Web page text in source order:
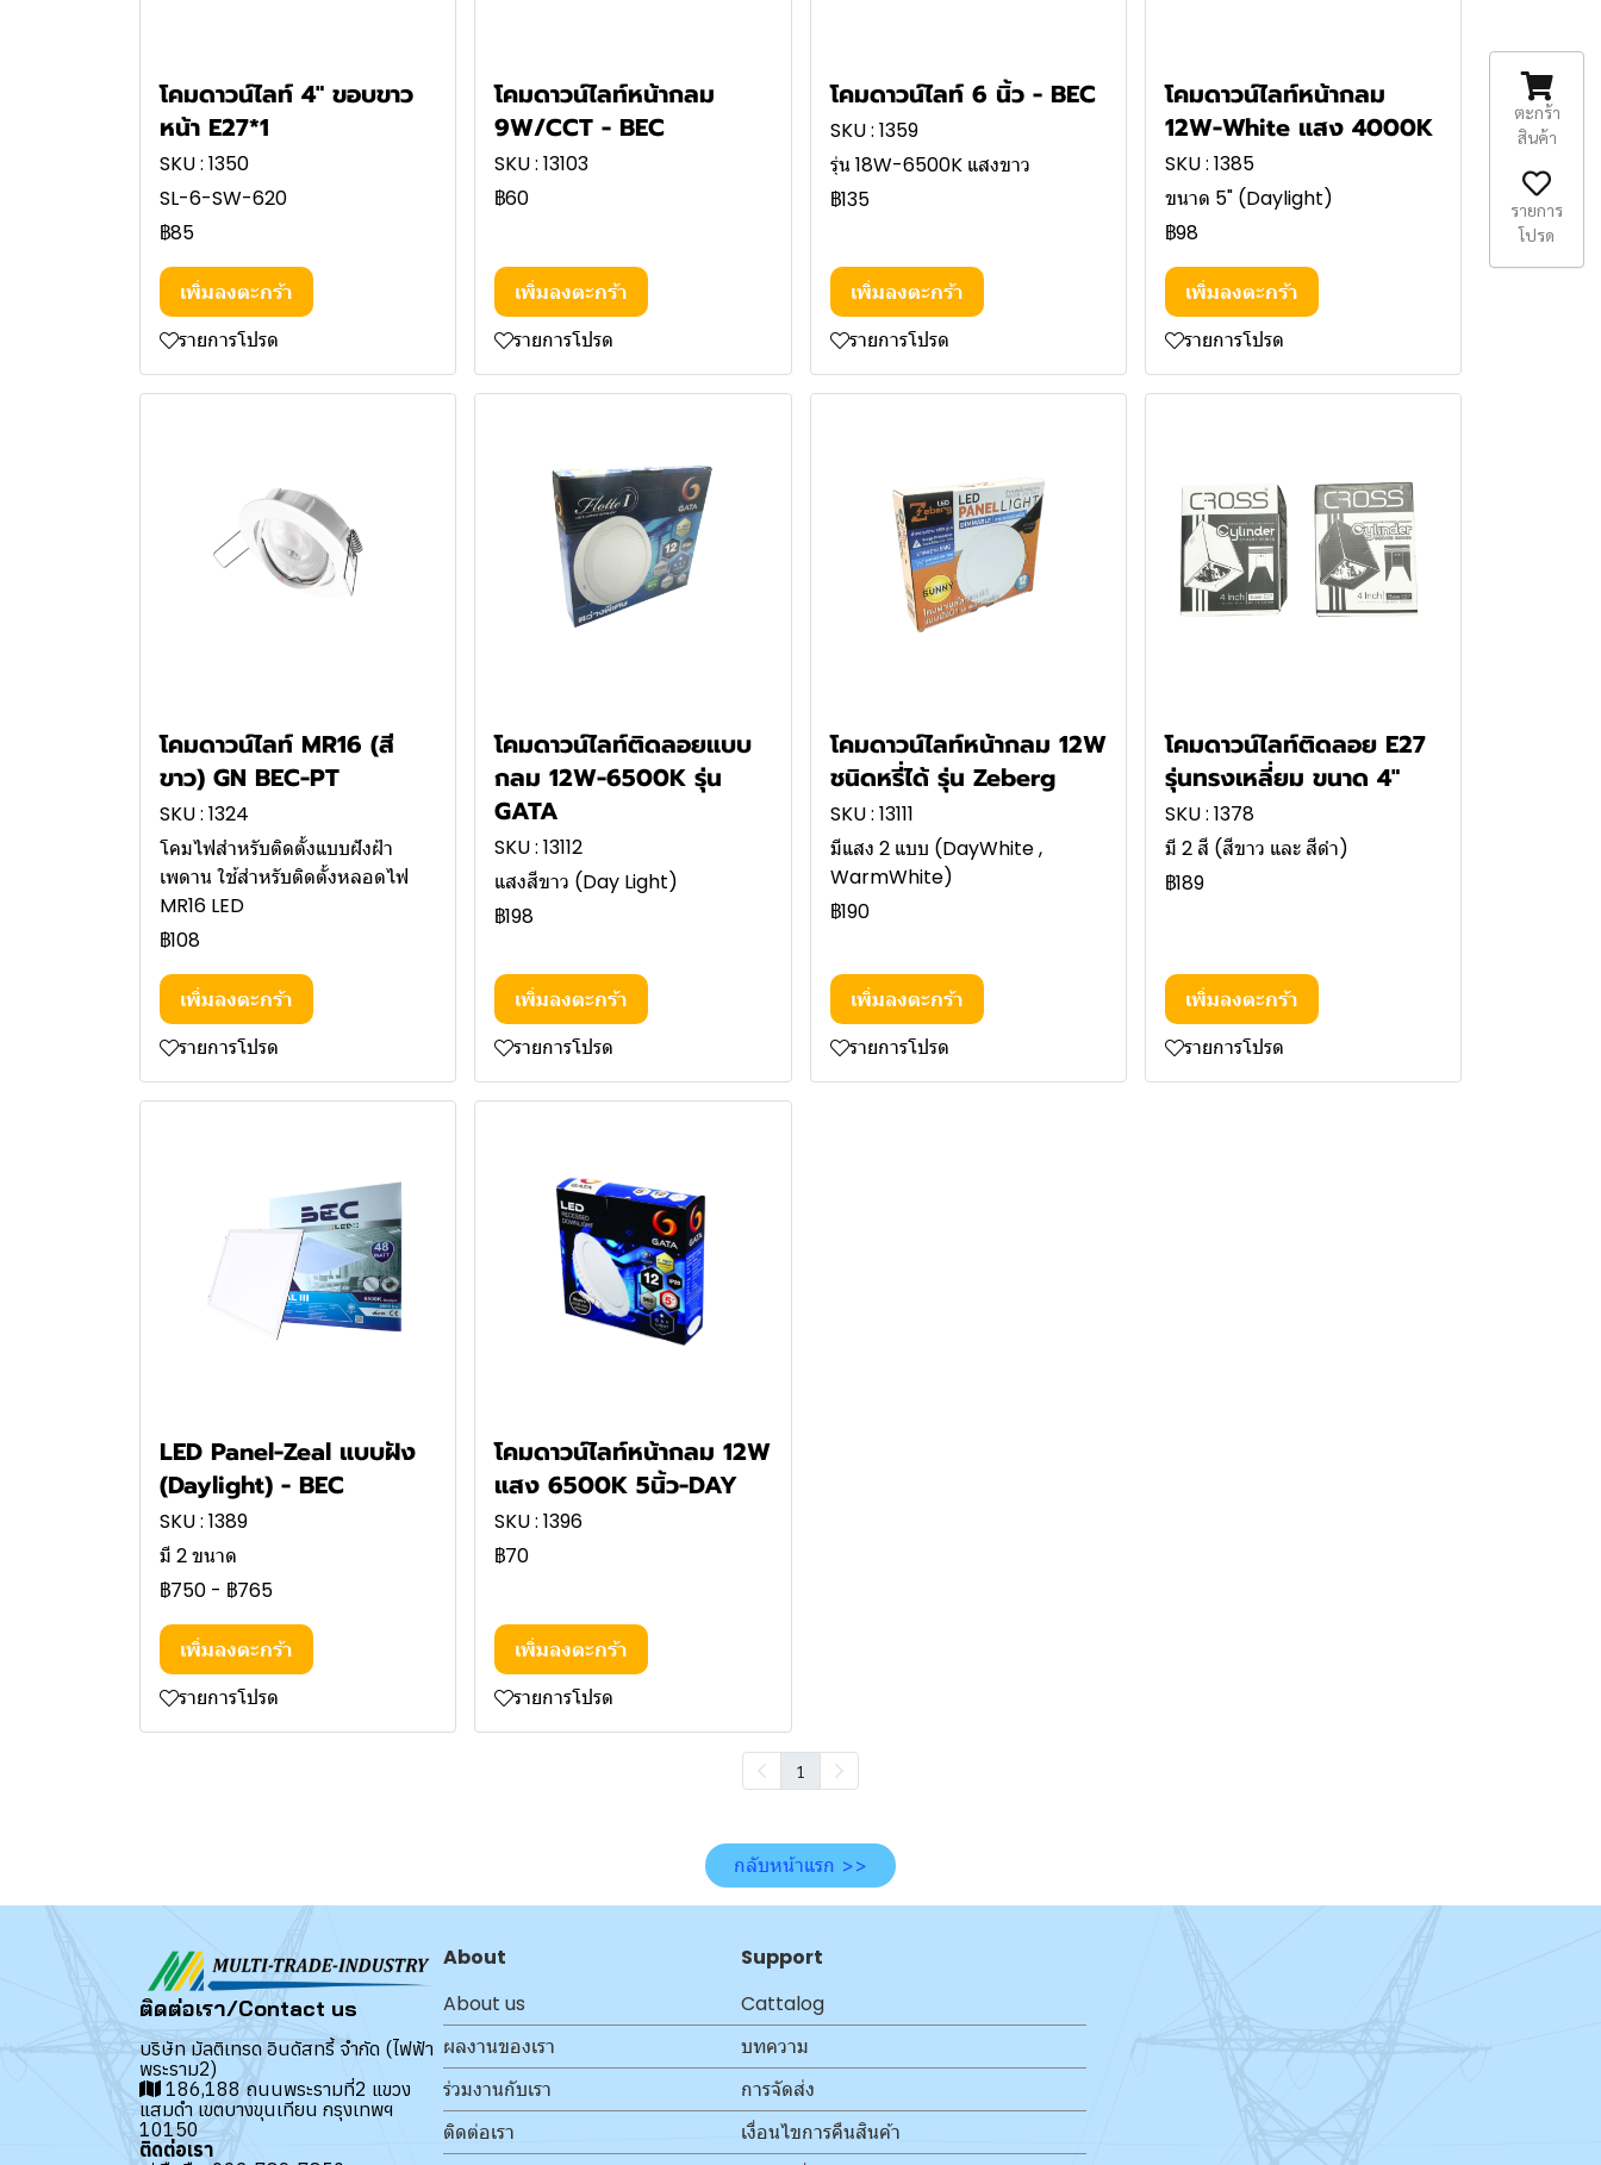
โคมดาวน์ไลท์ 4" ขอบขาว
หน้า E27*1
SKU : 1350
SL-6-SW-620
฿85
เพิ่มลงตะกร้า
รายการโปรด
โคมดาวน์ไลท์หน้ากลม
9W/CCT - BEC
SKU : 13103
฿60
เพิ่มลงตะกร้า
รายการโปรด
โคมดาวน์ไลท์ 6 นิ้ว - BEC
SKU : 1359
รุ่น 18W-6500K แสงขาว
฿135
เพิ่มลงตะกร้า
รายการโปรด
โคมดาวน์ไลท์หน้ากลม
12W-White แสง 4000K
SKU : 1385
ขนาด 5" (Daylight)
฿98
เพิ่มลงตะกร้า
รายการโปรด
โคมดาวน์ไลท์ MR16 (สี
ขาว) GN BEC-PT
SKU : 1324
โคมไฟสำหรับติดตั้งแบบฝังฝ้า
เพดาน ใช้สำหรับติดตั้งหลอดไฟ
MR16 LED
฿108
เพิ่มลงตะกร้า
รายการโปรด
โคมดาวน์ไลท์ติดลอยแบบ
กลม 12W-6500K รุ่น
GATA
SKU : 13112
แสงสีขาว (Day Light)
฿198
เพิ่มลงตะกร้า
รายการโปรด
โคมดาวน์ไลท์หน้ากลม 12W
ชนิดหรี่ได้ รุ่น Zeberg
SKU : 13111
มีแสง 2 แบบ (DayWhite ,
WarmWhite)
฿190
เพิ่มลงตะกร้า
รายการโปรด
โคมดาวน์ไลท์ติดลอย E27
รุ่นทรงเหลี่ยม ขนาด 4"
SKU : 1378
มี 2 สี (สีขาว และ สีดำ)
฿189
เพิ่มลงตะกร้า
รายการโปรด
LED Panel-Zeal แบบฝัง
(Daylight) - BEC
SKU : 1389
มี 2 ขนาด
฿750 - ฿765
เพิ่มลงตะกร้า
รายการโปรด
โคมดาวน์ไลท์หน้ากลม 12W
แสง 6500K 5นิ้ว-DAY
SKU : 1396
฿70
เพิ่มลงตะกร้า
รายการโปรด
1
กลับหน้าแรก >>
ติดต่อเรา/Contact us
บริษัท มัลติเทรด อินดัสทรี้ จำกัด (ไฟฟ้า
พระราม2)
186,188 ถนนพระรามที่2 แขวง
แสมดำ เขตบางขุนเทียน กรุงเทพฯ
10150
ติดต่อเรา
About
About us
ผลงานของเรา
ร่วมงานกับเรา
ติดต่อเรา
Support
Cattalog
บทความ
การจัดส่ง
เงื่อนไขการคืนสินค้า
ตะกร้า
สินค้า
รายการ
โปรด